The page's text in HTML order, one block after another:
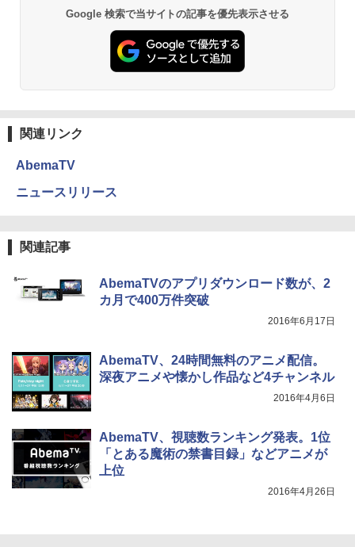
Google 検索で当サイトの記事を優先表示させる
関連リンク
AbemaTV
ニュースリリース
関連記事
AbemaTVのアプリダウンロード数が、2
カ月で400万件突破
2016年6月17日
AbemaTV、24時間無料のアニメ配信。
深夜アニメや懐かし作品など4チャンネル
2016年4月6日
AbemaTV、視聴数ランキング発表。1位
「とある魔術の禁書目録」などアニメが
上位
2016年4月26日